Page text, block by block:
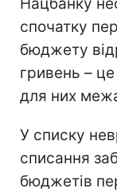
Нацбанку
спочатку
бюджету
гривень –
для них
У списку
списання
бюджетів